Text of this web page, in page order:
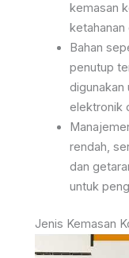
kemasan
Bahan
penutup
digunakan
elektronik
rendah,
dan
untuk
Jenis Kemasan